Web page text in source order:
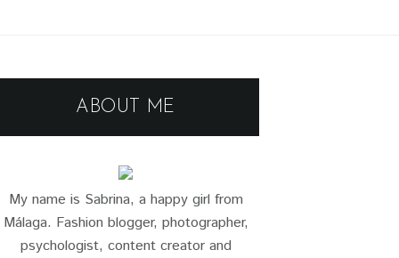
ABOUT ME
My name is Sabrina, a happy girl from
Málaga. Fashion blogger, photographer,
psychologist, content creator and